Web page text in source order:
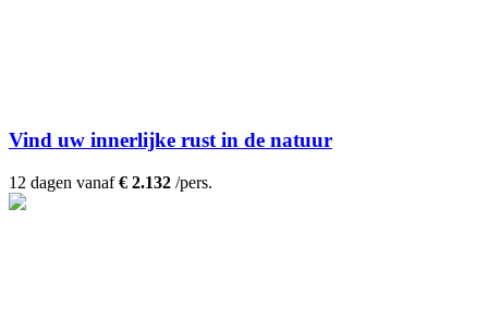
Vind uw innerlijke rust in de natuur
12 dagen vanaf€ 2.132 /pers.